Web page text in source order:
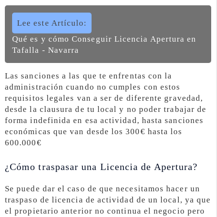
Lee este Artículo:
Qué es y cómo Conseguir Licencia Apertura en
Tafalla - Navarra
Las sanciones a las que te enfrentas con la
administración cuando no cumples con estos
requisitos legales van a ser de diferente gravedad,
desde la clausura de tu local y no poder trabajar de
forma indefinida en esa actividad, hasta sanciones
económicas que van desde los 300€ hasta los
600.000€
¿Cómo traspasar una Licencia de Apertura?
Se puede dar el caso de que necesitamos hacer un
traspaso de licencia de actividad de un local, ya que
el propietario anterior no continua el negocio pero